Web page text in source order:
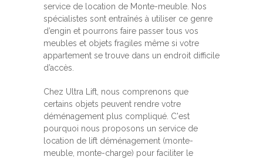
service de location de Monte-meuble. Nos
spécialistes sont entraînés à utiliser ce genre
d’engin et pourrons faire passer tous vos
meubles et objets fragiles même si votre
appartement se trouve dans un endroit difficile
d’accès.
Chez Ultra Lift, nous comprenons que
certains objets peuvent rendre votre
déménagement plus compliqué. C'est
pourquoi nous proposons un service de
location de lift déménagement (monte-
meuble, monte-charge) pour faciliter le